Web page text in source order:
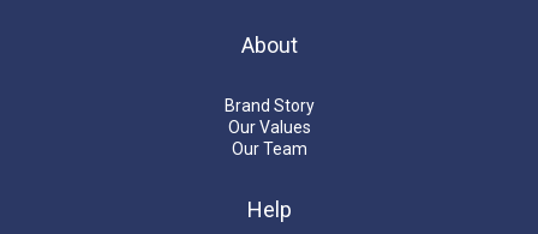
About
Brand Story
Our Values
Our Team
Help